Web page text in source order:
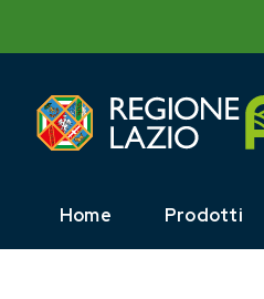
Home Prodotti